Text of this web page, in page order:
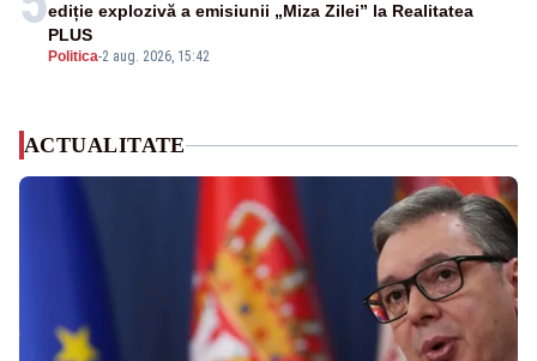
Politica-2 aug. 2026, 15:42
ediție explozivă a emisiunii „Miza Zilei” la Realitatea
PLUS
ACTUALITATE